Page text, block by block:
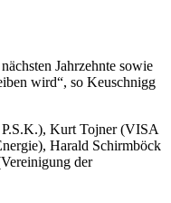
Jahrzehnte sowie
wird“, so Keuschnigg
Kurt Tojner (VISA
Harald Schirmböck
der